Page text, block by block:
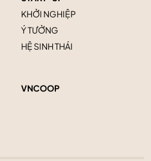
KHỞI NGHIỆP
Ý TƯỞNG
HỆ SINH THÁI
VNCOOP